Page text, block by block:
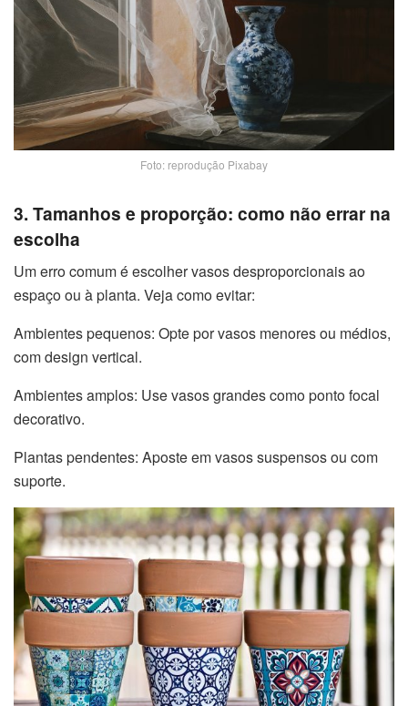
Foto: reprodução Pixabay
3. Tamanhos e proporção: como não errar na
escolha
Um erro comum é escolher vasos desproporcionais ao
espaço ou à planta. Veja como evitar:
Ambientes pequenos: Opte por vasos menores ou médios,
com design vertical.
Ambientes amplos: Use vasos grandes como ponto focal
decorativo.
Plantas pendentes: Aposte em vasos suspensos ou com
suporte.